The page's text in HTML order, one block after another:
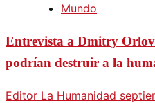
Mundo
Entrevista a Dmitry Orlov
podrían destruir a la
Editor La Humanidad